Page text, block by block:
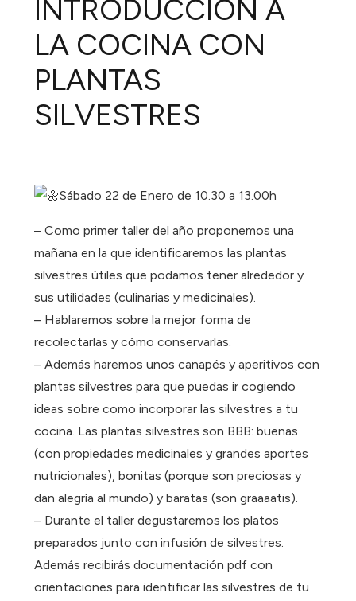
INTRODUCCIÓN A
LA COCINA CON
PLANTAS
SILVESTRES
Sábado 22 de Enero de 10.30 a 13.00h
– Como primer taller del año proponemos una
mañana en la que identificaremos las plantas
silvestres útiles que podamos tener alrededor y
sus utilidades (culinarias y medicinales).
– Hablaremos sobre la mejor forma de
recolectarlas y cómo conservarlas.
– Además haremos unos canapés y aperitivos con
plantas silvestres para que puedas ir cogiendo
ideas sobre como incorporar las silvestres a tu
cocina. Las plantas silvestres son BBB: buenas
(con propiedades medicinales y grandes aportes
nutricionales), bonitas (porque son preciosas y
dan alegría al mundo) y baratas (son graaaatis).
– Durante el taller degustaremos los platos
preparados junto con infusión de silvestres.
Además recibirás documentación pdf con
orientaciones para identificar las silvestres de tu